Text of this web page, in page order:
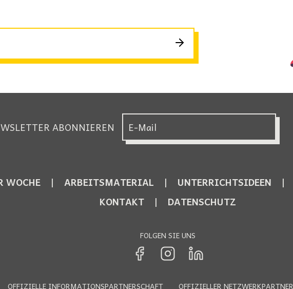
ABONNIEREN
WOCHE ARBEITSMATERIAL UNTERRICHTSIDEEN
KONTAKT
DATENSCHUTZ
FOLGEN SIE UNS
OFFIZIELLE INFORMATIONSPARTNERSCHAFT OFFIZIELLER